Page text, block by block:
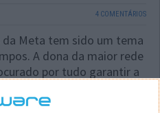
4 COMENTÁRIOS
Meta tem sido um tema
A dona da maior rede
por tudo garantir a